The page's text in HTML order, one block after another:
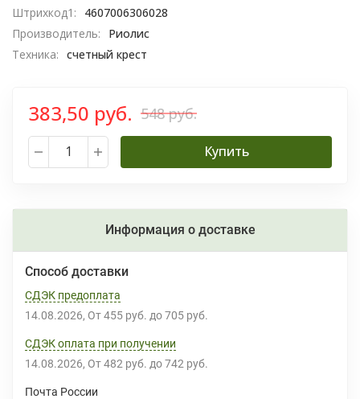
Штрихкод1:
4607006306028
Производитель:
Риолис
Техника: счетный крест
383,50 руб. 548 руб.
Купить
Информация о доставке
Способ доставки
СДЭК предоплата
14.08.2026 От 455 руб. до 705 руб.
СДЭК оплата при получении
14.08.2026 От 482 руб. до 742 руб.
Почта России